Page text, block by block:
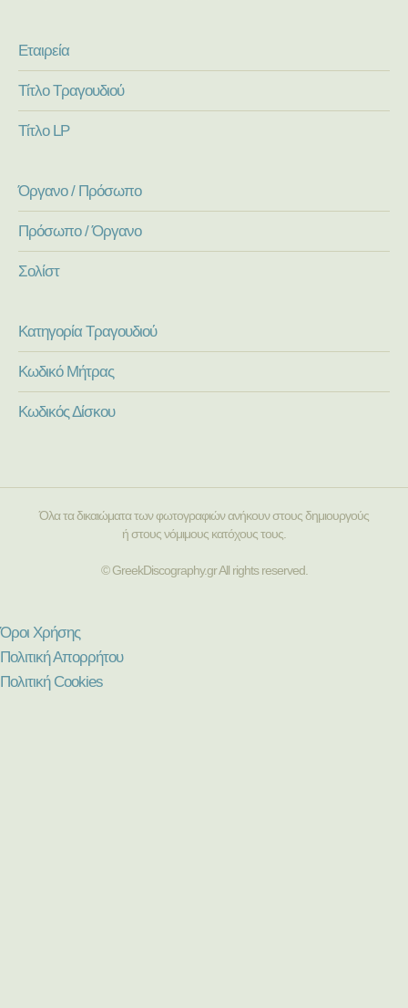
Εταιρεία
Τίτλο Τραγουδιού
Τίτλο LP
Όργανο / Πρόσωπο
Πρόσωπο / Όργανο
Σολίστ
Κατηγορία Τραγουδιού
Κωδικό Μήτρας
Κωδικός Δίσκου
Όλα τα δικαιώματα των φωτογραφιών ανήκουν στους δημιουργούς
ή στους νόμιμους κατόχους τους.
© GreekDiscography.gr All rights reserved.
Όροι Χρήσης
Πολιτική Απορρήτου
Πολιτική Cookies